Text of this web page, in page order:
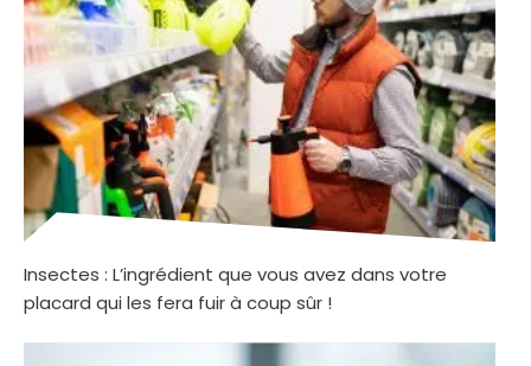
Insectes : L’ingrédient que vous avez dans votre
placard qui les fera fuir à coup sûr !